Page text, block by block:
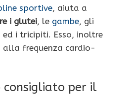
sportive, aiuta a
i glutei, le gambe, gli
ed i tricipiti. Esso, inoltre
alla frequenza cardio-
per il